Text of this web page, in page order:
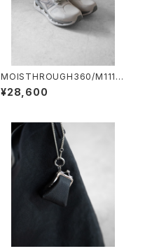
MOISTHROUGH360/M1110
W#2/特許取得・通気防水シス
テム採用”モイスルー360"全天
¥28,600